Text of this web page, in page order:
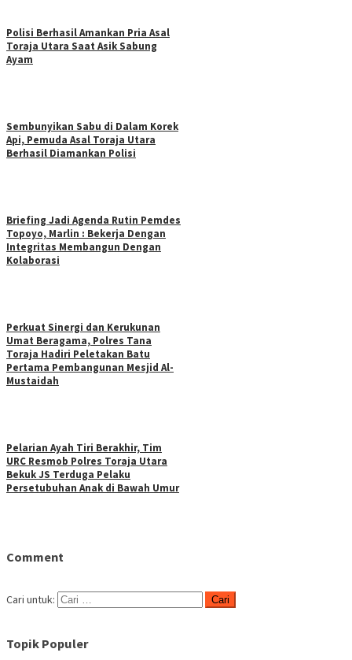
Polisi Berhasil Amankan Pria Asal
Toraja Utara Saat Asik Sabung
Ayam
Sembunyikan Sabu di Dalam Korek
Api, Pemuda Asal Toraja Utara
Berhasil Diamankan Polisi
Briefing Jadi Agenda Rutin Pemdes
Topoyo, Marlin : Bekerja Dengan
Integritas Membangun Dengan
Kolaborasi
Perkuat Sinergi dan Kerukunan
Umat Beragama, Polres Tana
Toraja Hadiri Peletakan Batu
Pertama Pembangunan Mesjid Al-
Mustaidah
Pelarian Ayah Tiri Berakhir, Tim
URC Resmob Polres Toraja Utara
Bekuk JS Terduga Pelaku
Persetubuhan Anak di Bawah Umur
Comment
Cari untuk:
Topik Populer